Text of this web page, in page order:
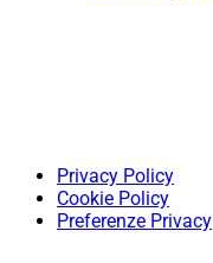
Privacy Policy
Cookie Policy
Preferenze Privacy